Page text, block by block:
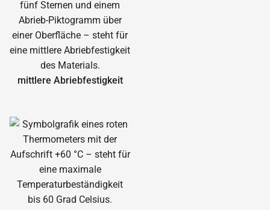
mittlere Abrieb­festigkeit